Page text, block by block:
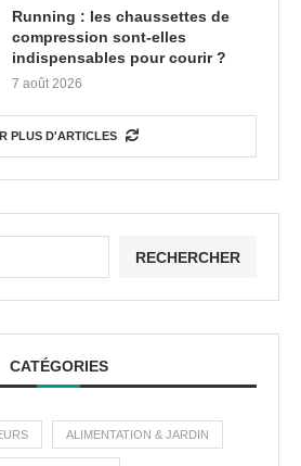
Running : les chaussettes de
compression sont-elles
indispensables pour courir ?
7 août 2026
PLUS D'ARTICLES
RECHERCHER
CATÉGORIES
ALIMENTATION & JARDIN